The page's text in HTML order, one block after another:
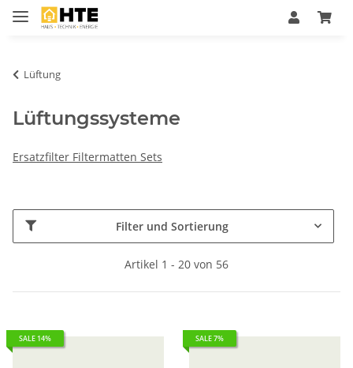
Lüftung
Lüftungssysteme
Ersatzfilter Filtermatten Sets
Filter und Sortierung
Artikel 1 - 20 von 56
SALE 14% SALE 7%